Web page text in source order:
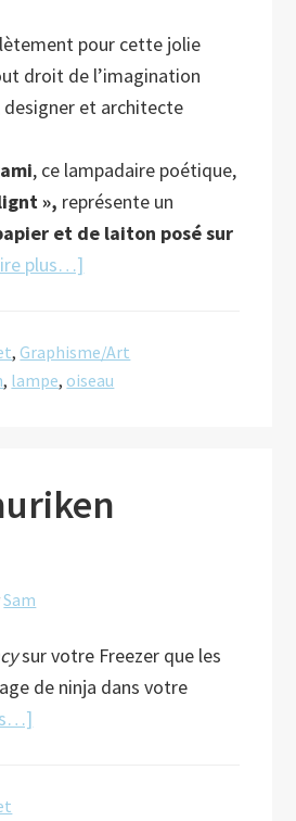
pour cette jolie
droit de l’imagination
designer et architecte
, ce lampadaire poétique,
», représente un
et de laiton posé sur
plus…]
oiseau
sur
, Graphisme/Art
, lampe, oiseau
Sam
sur votre Freezer que les
de ninja dans votre